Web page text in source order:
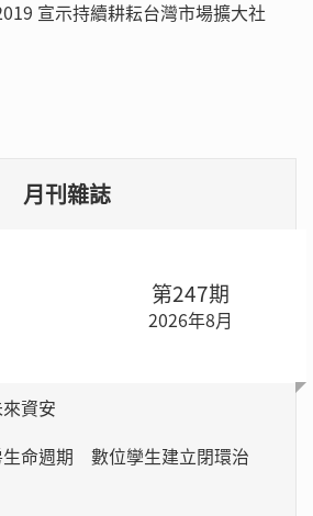
宣示持續耕耘台灣市場擴大社
月刊雜誌
第247期
2026年8月
資安
生命週期 數位孿生建立閉環治